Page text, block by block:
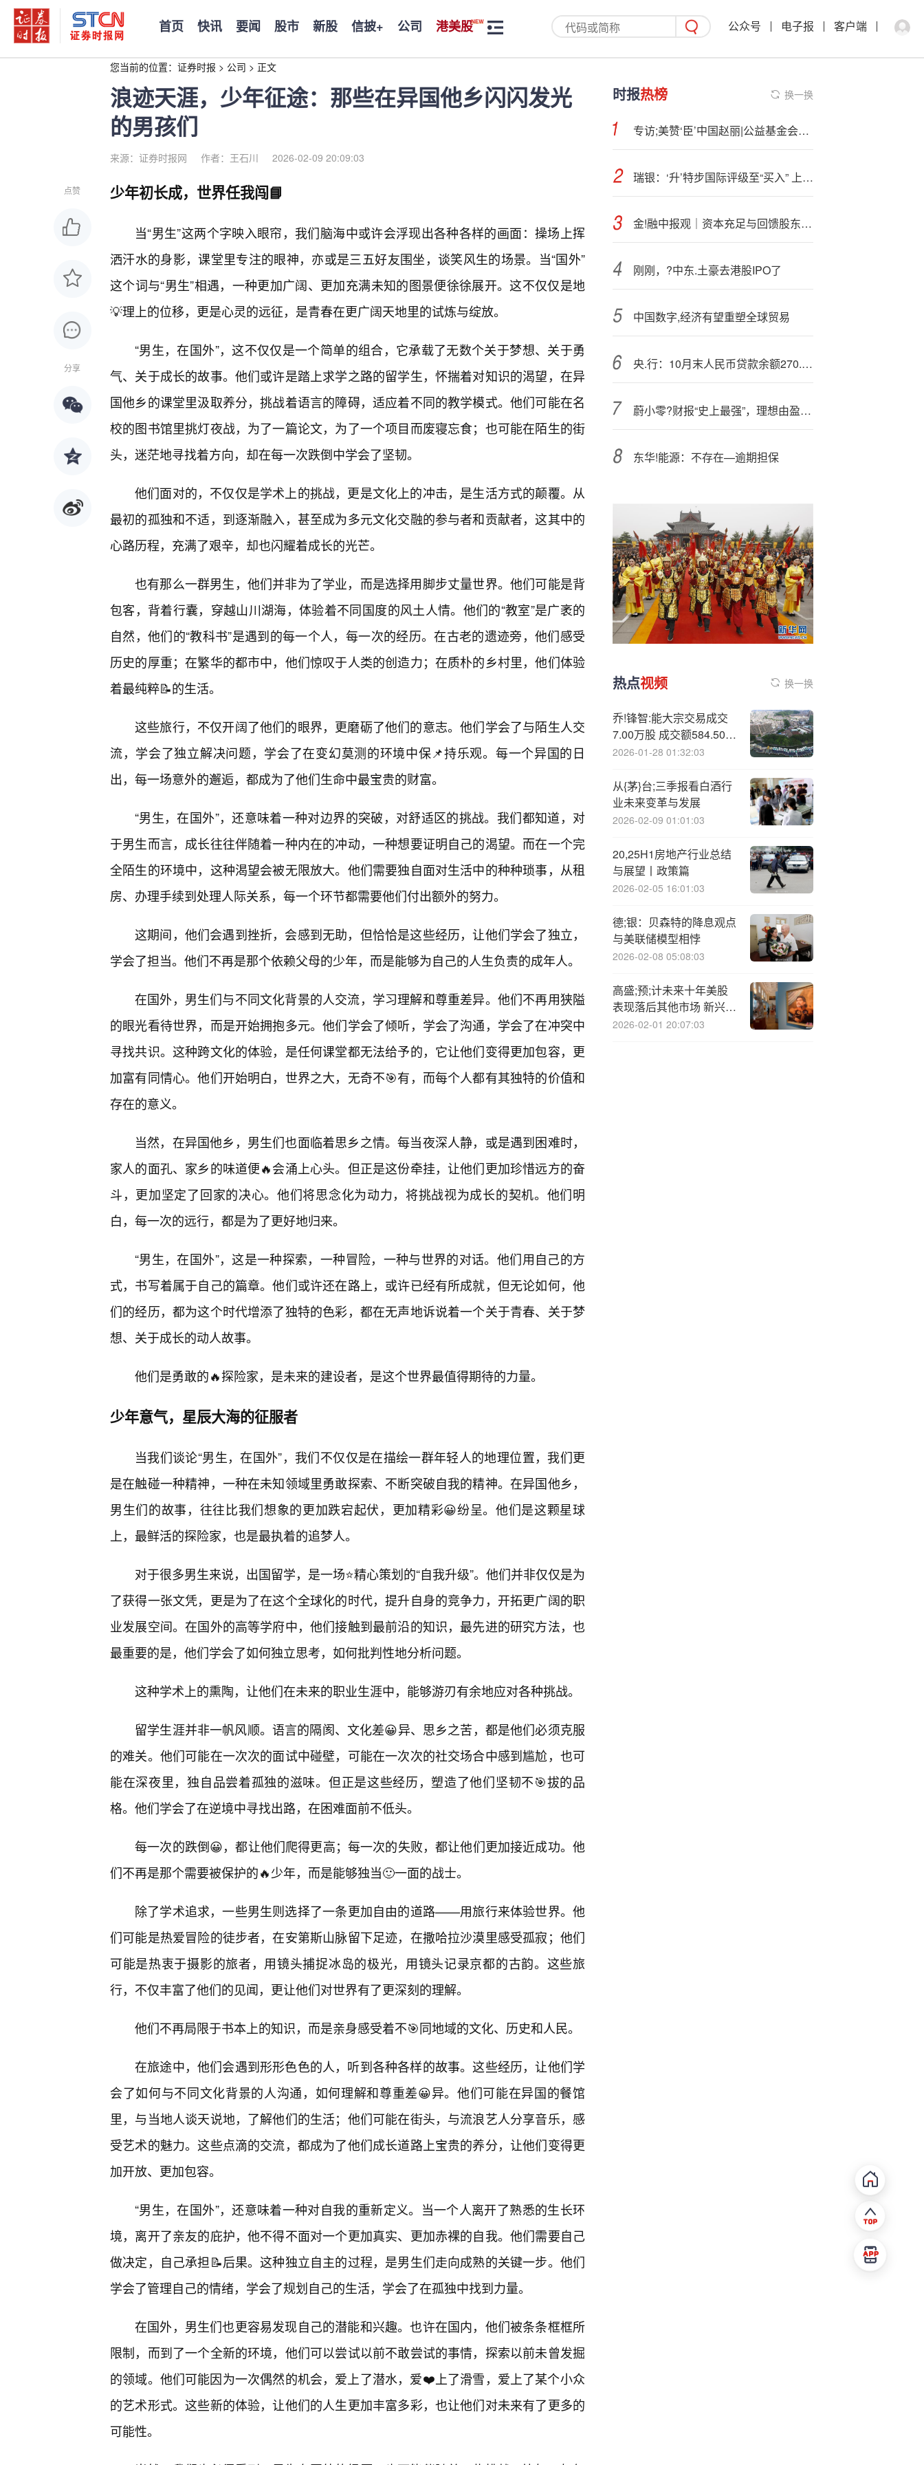
首页 快讯 要闻 股市 新股 信披+ 公司 港美股 公众号 电子报 客户端
您当前的位置： 证券时报 > 公司 > 正文
浪迹天涯，少年征途：那些在异国他乡闪闪发光
的男孩们
来源：证券时报网 作者：王石川 2026-02-09 20:09:03
点赞
分享
少年初长成，世界任我闯📘
当“男生”这两个字映入眼帘，我们脑海中或许会浮现出各种各样的画面：操场上挥
洒汗水的身影，课堂里专注的眼神，亦或是三五好友围坐，谈笑风生的场景。当“国外”
这个词与“男生”相遇，一种更加广阔、更加充满未知的图景便徐徐展开。这不仅仅是地
💡理上的位移，更是心灵的远征，是青春在更广阔天地里的试炼与绽放。
“男生，在国外”，这不仅仅是一个简单的组合，它承载了无数个关于梦想、关于勇
气、关于成长的故事。他们或许是踏上求学之路的留学生，怀揣着对知识的渴望，在异
国他乡的课堂里汲取养分，挑战着语言的障碍，适应着不同的教学模式。他们可能在名
校的图书馆里挑灯夜战，为了一篇论文，为了一个项目而废寝忘食；也可能在陌生的街
头，迷茫地寻找着方向，却在每一次跌倒中学会了坚韧。
他们面对的，不仅仅是学术上的挑战，更是文化上的冲击，是生活方式的颠覆。从
最初的孤独和不适，到逐渐融入，甚至成为多元文化交融的参与者和贡献者，这其中的
心路历程，充满了艰辛，却也闪耀着成长的光芒。
也有那么一群男生，他们并非为了学业，而是选择用脚步丈量世界。他们可能是背
包客，背着行囊，穿越山川湖海，体验着不同国度的风土人情。他们的“教室”是广袤的
自然，他们的“教科书”是遇到的每一个人，每一次的经历。在古老的遗迹旁，他们感受
历史的厚重；在繁华的都市中，他们惊叹于人类的创造力；在质朴的乡村里，他们体验
着最纯粹📝的生活。
这些旅行，不仅开阔了他们的眼界，更磨砺了他们的意志。他们学会了与陌生人交
流，学会了独立解决问题，学会了在变幻莫测的环境中保📌持乐观。每一个异国的日
出，每一场意外的邂逅，都成为了他们生命中最宝贵的财富。
“男生，在国外”，还意味着一种对边界的突破，对舒适区的挑战。我们都知道，对
于男生而言，成长往往伴随着一种内在的冲动，一种想要证明自己的渴望。而在一个完
全陌生的环境中，这种渴望会被无限放大。他们需要独自面对生活中的种种琐事，从租
房、办理手续到处理人际关系，每一个环节都需要他们付出额外的努力。
这期间，他们会遇到挫折，会感到无助，但恰恰是这些经历，让他们学会了独立，
学会了担当。他们不再是那个依赖父母的少年，而是能够为自己的人生负责的成年人。
在国外，男生们与不同文化背景的人交流，学习理解和尊重差异。他们不再用狭隘
的眼光看待世界，而是开始拥抱多元。他们学会了倾听，学会了沟通，学会了在冲突中
寻找共识。这种跨文化的体验，是任何课堂都无法给予的，它让他们变得更加包容，更
加富有同情心。他们开始明白，世界之大，无奇不🎯有，而每个人都有其独特的价值和
存在的意义。
当然，在异国他乡，男生们也面临着思乡之情。每当夜深人静，或是遇到困难时，
家人的面孔、家乡的味道便🔥会涌上心头。但正是这份牵挂，让他们更加珍惜远方的奋
斗，更加坚定了回家的决心。他们将思念化为动力，将挑战视为成长的契机。他们明
白，每一次的远行，都是为了更好地归来。
“男生，在国外”，这是一种探索，一种冒险，一种与世界的对话。他们用自己的方
式，书写着属于自己的篇章。他们或许还在路上，或许已经有所成就，但无论如何，他
们的经历，都为这个时代增添了独特的色彩，都在无声地诉说着一个关于青春、关于梦
想、关于成长的动人故事。
他们是勇敢的🔥探险家，是未来的建设者，是这个世界最值得期待的力量。
少年意气，星辰大海的征服者
当我们谈论“男生，在国外”，我们不仅仅是在描绘一群年轻人的地理位置，我们更
是在触碰一种精神，一种在未知领域里勇敢探索、不断突破自我的精神。在异国他乡，
男生们的故事，往往比我们想象的更加跌宕起伏，更加精彩😀纷呈。他们是这颗星球
上，最鲜活的探险家，也是最执着的追梦人。
对于很多男生来说，出国留学，是一场⭐精心策划的“自我升级”。他们并非仅仅是为
了获得一张文凭，更是为了在这个全球化的时代，提升自身的竞争力，开拓更广阔的职
业发展空间。在国外的高等学府中，他们接触到最前沿的知识，最先进的研究方法，也
最重要的是，他们学会了如何独立思考，如何批判性地分析问题。
这种学术上的熏陶，让他们在未来的职业生涯中，能够游刃有余地应对各种挑战。
留学生涯并非一帆风顺。语言的隔阂、文化差😀异、思乡之苦，都是他们必须克服
的难关。他们可能在一次次的面试中碰壁，可能在一次次的社交场合中感到尴尬，也可
能在深夜里，独自品尝着孤独的滋味。但正是这些经历，塑造了他们坚韧不🎯拔的品
格。他们学会了在逆境中寻找出路，在困难面前不低头。
每一次的跌倒😀，都让他们爬得更高；每一次的失败，都让他们更加接近成功。他
们不再是那个需要被保护的🔥少年，而是能够独当🙂一面的战士。
除了学术追求，一些男生则选择了一条更加自由的道路——用旅行来体验世界。他
们可能是热爱冒险的徒步者，在安第斯山脉留下足迹，在撒哈拉沙漠里感受孤寂；他们
可能是热衷于摄影的旅者，用镜头捕捉冰岛的极光，用镜头记录京都的古韵。这些旅
行，不仅丰富了他们的见闻，更让他们对世界有了更深刻的理解。
他们不再局限于书本上的知识，而是亲身感受着不🎯同地域的文化、历史和人民。
在旅途中，他们会遇到形形色色的人，听到各种各样的故事。这些经历，让他们学
会了如何与不同文化背景的人沟通，如何理解和尊重差😀异。他们可能在异国的餐馆
里，与当地人谈天说地，了解他们的生活；他们可能在街头，与流浪艺人分享音乐，感
受艺术的魅力。这些点滴的交流，都成为了他们成长道路上宝贵的养分，让他们变得更
加开放、更加包容。
“男生，在国外”，还意味着一种对自我的重新定义。当一个人离开了熟悉的生长环
境，离开了亲友的庇护，他不得不面对一个更加真实、更加赤裸的自我。他们需要自己
做决定，自己承担📝后果。这种独立自主的过程，是男生们走向成熟的关键一步。他们
学会了管理自己的情绪，学会了规划自己的生活，学会了在孤独中找到力量。
在国外，男生们也更容易发现自己的潜能和兴趣。也许在国内，他们被条条框框所
限制，而到了一个全新的环境，他们可以尝试以前不敢尝试的事情，探索以前未曾发掘
的领域。他们可能因为一次偶然的机会，爱上了潜水，爱❤️上了滑雪，爱上了某个小众
的艺术形式。这些新的体验，让他们的人生更加丰富多彩，也让他们对未来有了更多的
可能性。
时报热榜 换一换
专访;美赞‘臣’中国赵丽|公益基金会五周年，以“科学实证”守护母婴未来
瑞银：‘升’特步国际评级至“买入” 上调目标价至7.6港元
金!融中报观｜资本充足与回馈股东 上市险企中期分红背后的平衡术
刚刚，?中东.土豪去港股IPO了
中国数字,经济有望重塑全球贸易
央.行：10月末人民币贷款余额270.61万亿元，同比增长6.5%
蔚小零?财报“史上最强”，理想由盈转亏
东华!能源：不存在—逾期担保
热点视频 换一换
乔!锋智:能大宗交易成交
7.00万股 成交额584.50万
元
2026-01-28 01:32:03
从{茅}台;三季报看白酒行
业未来变革与发展
2026-02-09 01:01:03
20,25H1房地产行业总结
与展望丨政策篇
2026-02-05 16:01:03
德;银：贝森特的降息观点
与美联储模型相悖
2026-02-08 05:08:03
高盛;预;计未来十年美股
表现落后其他市场 新兴市
场将带来最丰厚回报
2026-02-01 20:07:03